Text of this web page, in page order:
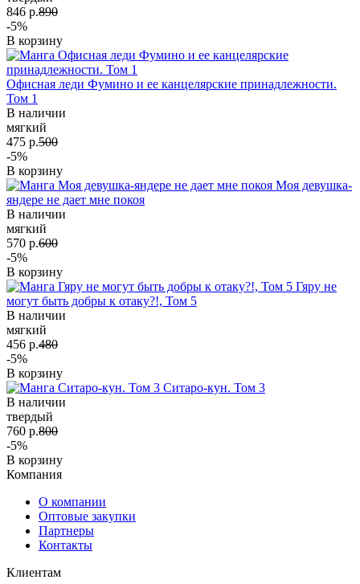
846 р.890
-5%
В корзину
Офисная леди Фумино и ее канцелярские принадлежности.
Том 1
В наличии
мягкий
475 р.500
-5%
В корзину
Моя девушка-
яндере не дает мне покоя
В наличии
мягкий
570 р.600
-5%
В корзину
Гяру не
могут быть добры к отаку?!, Том 5
В наличии
мягкий
456 р.480
-5%
В корзину
Ситаро-кун. Том 3
В наличии
твердый
760 р.800
-5%
В корзину
Компания
О компании
Оптовые закупки
Партнеры
Контакты
Клиентам